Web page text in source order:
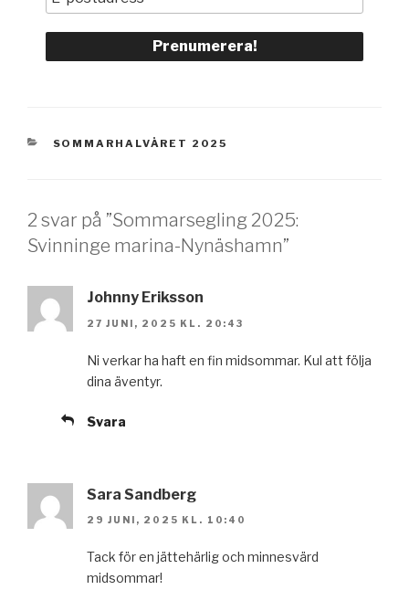
KATEGORIER
SOMMARHALVÅRET 2025
2 svar på ”Sommarsegling 2025:
Svinninge marina-Nynäshamn”
Johnny Eriksson
27 JUNI, 2025 KL. 20:43
Ni verkar ha haft en fin midsommar. Kul att följa
dina äventyr.
Svara
Sara Sandberg
29 JUNI, 2025 KL. 10:40
Tack för en jättehärlig och minnesvärd
midsommar!